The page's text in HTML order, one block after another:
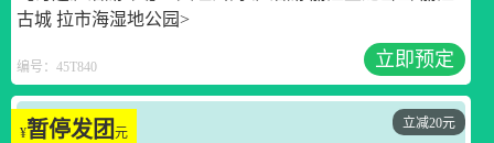
古城 拉市海湿地公园>
编号：45T840 立即预定
¥暂停发团 元
立减20元